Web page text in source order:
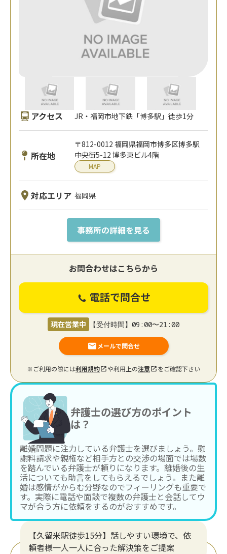
アクセス JR・福岡市地下鉄「博多駅」徒歩1分
所在地
〒812-0012 福岡県福岡市博多区博多駅
中央街5-12 博多東ビル4階
MAP
対応エリア 福岡県
事務所の詳細を見る
お問合わせはこちらから
電話で問合せ
現在営業中 【受付時間】09:00〜21:00
メールで問合せ
※ご利用の際には利用規約 や利用上の注意 をご確認下さい
弁護士の選び方のポイント
は？
離婚問題に注力している弁護士を選びましょう。慰
謝料請求や親権など相手方との交渉の場面では場数
を踏んでいる弁護士が頼りになります。離婚後の生
活についても助言をしてもらえるでしょう。また離
婚は感情がからむ分野なのでフィーリングも重要で
す。実際に電話や面談で複数の弁護士と会話してウ
マが合う方に依頼をするのがおすすめです。
【久留米駅徒歩15分】話しやすい環境で、依
頼者様一人一人に合った解決策をご提案